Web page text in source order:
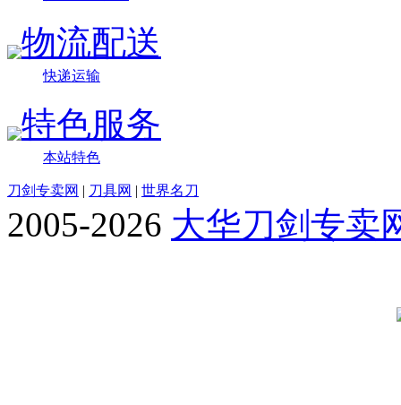
物流配送
快递运输
特色服务
本站特色
刀剑专卖网 | 刀具网 | 世界名刀
2005-2026 大华刀剑专卖